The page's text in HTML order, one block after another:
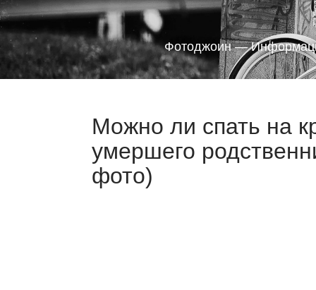
Фотоджоин —
Можно ли спать на
умершего
фото)